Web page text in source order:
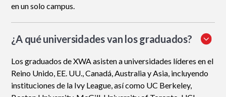
en un solo campus.
¿A qué universidades van los graduados?
Los graduados de XWA asisten a universidades líderes en el
Reino Unido, EE. UU., Canadá, Australia y Asia, incluyendo
instituciones de la Ivy League, así como UC Berkeley,